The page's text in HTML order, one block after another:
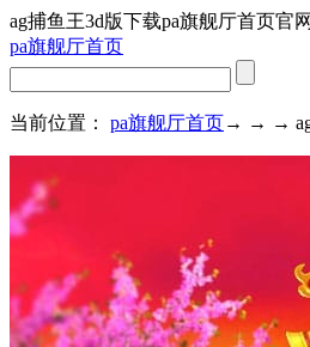
ag捕鱼王3d版下载pa旗舰厅首页官
pa旗舰厅首页
当前位置： pa旗舰厅首页→ → → ag